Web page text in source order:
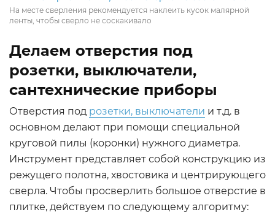
На месте сверления рекомендуется наклеить кусок малярной
ленты, чтобы сверло не соскакивало
Делаем отверстия под
розетки, выключатели,
сантехнические приборы
Отверстия под розетки, выключатели и т.д. в
основном делают при помощи специальной
круговой пилы (коронки) нужного диаметра.
Инструмент представляет собой конструкцию из
режущего полотна, хвостовика и центрирующего
сверла. Чтобы просверлить большое отверстие в
плитке, действуем по следующему алгоритму: